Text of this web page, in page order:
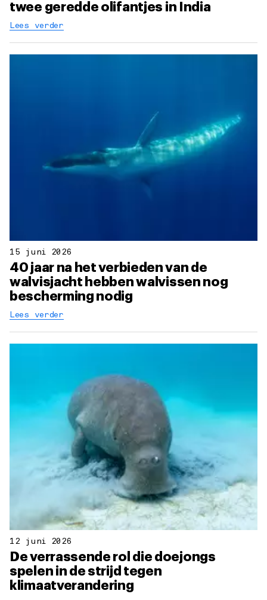
twee geredde olifantjes in India
Lees verder
15 juni 2026
40 jaar na het verbieden van de
walvisjacht hebben walvissen nog
bescherming nodig
Lees verder
12 juni 2026
De verrassende rol die doejongs
spelen in de strijd tegen
klimaatverandering